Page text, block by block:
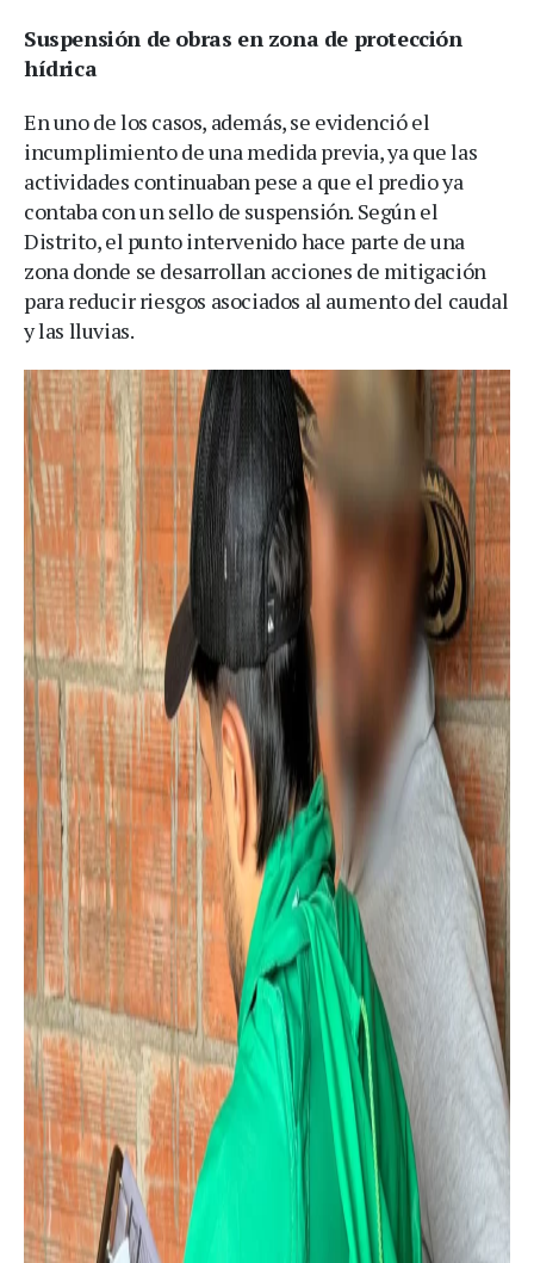
Suspensión de obras en zona de protección
hídrica
En uno de los casos, además, se evidenció el
incumplimiento de una medida previa, ya que las
actividades continuaban pese a que el predio ya
contaba con un sello de suspensión. Según el
Distrito, el punto intervenido hace parte de una
zona donde se desarrollan acciones de mitigación
para reducir riesgos asociados al aumento del caudal
y las lluvias.